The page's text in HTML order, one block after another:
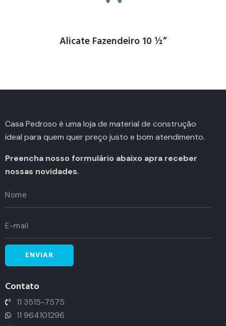
Alicate Fazendeiro 10 ½”
Casa Pedroso é uma loja de material de construção
ideal para quem quer preço justo e bom atendimento.
Preencha nosso formulário abaixo apra receber
nossas novidades.
Contato
11 3515-7575
11 964101296